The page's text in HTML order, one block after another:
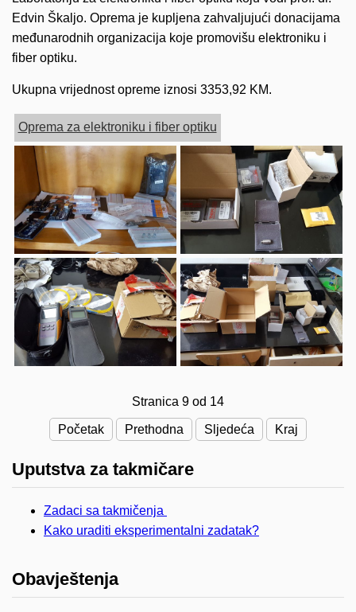
Edvin Škaljo. Oprema je kupljena zahvaljujući donacijama
međunarodnih organizacija koje promovišu elektroniku i
fiber optiku.
Ukupna vrijednost opreme iznosi 3353,92 KM.
Oprema za elektroniku i fiber optiku
Stranica 9 od 14
Početak Prethodna Sljedeća Kraj
Uputstva za takmičare
Zadaci sa takmičenja
Kako uraditi eksperimentalni zadatak?
Obavještenja